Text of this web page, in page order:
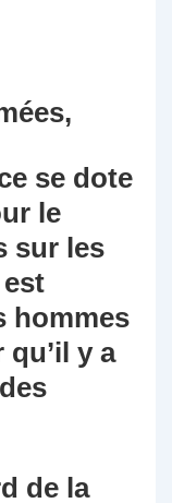
se dote
le
sur les
hommes
qu’il y a
de la